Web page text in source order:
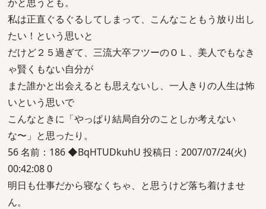
私は正直ぐるぐるしてしまって、こんなこともう放り出し
たい！という思いと
だけど２５過ぎて、三流大卒フツーのＯＬ、美人でもなき
ゃ賢くもない自分が
また誰かと出会えるとも思えないし、一人きりの人生は怖
いという思いで
こんなときに「やっぱり結局自分のことしか考えない
な〜」と思ったり。
56 名前：186 ◆BqHTUDkuhU 投稿日：2007/07/24(火)
00:42:08 0
明日も仕事だから寝なくちゃ、と思うけど落ち着けませ
ん。